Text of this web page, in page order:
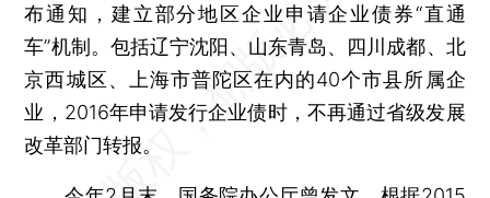
布通知，建立部分地区企业申请企业债券“直通
车”机制。包括辽宁沈阳、山东青岛、四川成都、北
京西城区、上海市普陀区在内的40个市县所属企
业，2016年申请发行企业债时，不再通过省级发展
改革部门转报。